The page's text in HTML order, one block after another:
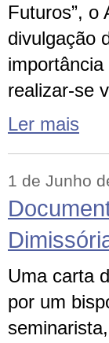
Futuros”,
divulgação
realizar-se
Ler mais
1 de Junho
Uma carta
por um